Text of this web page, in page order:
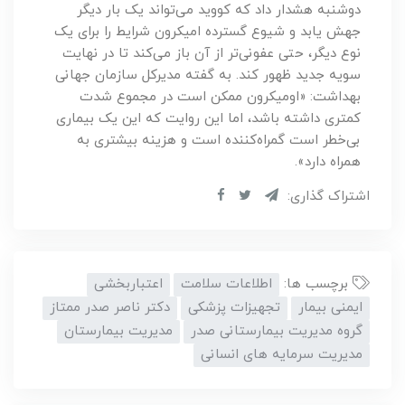
دوشنبه هشدار داد که کووید می‌تواند یک بار دیگر
جهش یابد و شیوع گسترده امیکرون شرایط را برای یک
نوع دیگر، حتی عفونی‌تر از آن باز می‌کند تا در نهایت
سویه جدید ظهور کند. به گفته مدیرکل سازمان جهانی
بهداشت: «اومیکرون ممکن است در مجموع ​​شدت
کمتری داشته باشد، اما این روایت که این یک بیماری
بی‌خطر است گمراه‌کننده است و هزینه بیشتری به
همراه دارد».
اشتراک گذاری:
برچسب ها: اطلاعات سلامت
اعتباربخشی
ایمنی بیمار
تجهیزات پزشکی
دکتر ناصر صدر ممتاز
گروه مدیریت بیمارستانی صدر
مدیریت بیمارستان
مدیریت سرمایه های انسانی